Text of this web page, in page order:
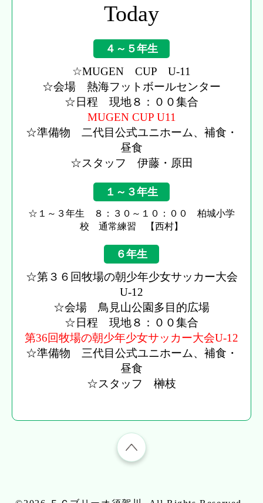
Today
４～５年生
☆MUGEN CUP U-11
☆会場 熱海フットボールセンター
☆日程 現地８：００集合
MUGEN CUP U11
☆準備物 二代目公式ユニホーム、補食・
昼食
☆スタッフ 伊藤・原田
１～３年生
☆１～３年生 ８：３０～１０：００ 柏城小学
校 通常練習 【西村】
６年生
☆第３６回牧場の朝少年少女サッカー大会
U-12
☆会場 鳥見山公園多目的広場
☆日程 現地８：００集合
第36回牧場の朝少年少女サッカー大会U-12
☆準備物 三代目公式ユニホーム、補食・
昼食
☆スタッフ 榊枝